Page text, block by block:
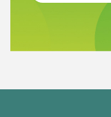
Novi pogled
razlike i nove
smetnji do